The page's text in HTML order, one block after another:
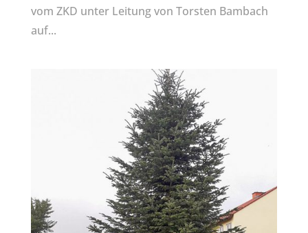
vom ZKD unter Leitung von Torsten Bambach
auf...